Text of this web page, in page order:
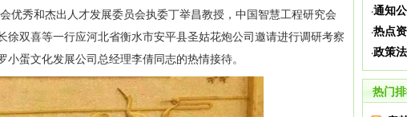
秀和杰出人才发展委员会执委丁举昌教授，中国智慧工程研究会
双喜等一行应河北省衡水市安平县圣姑花炮公司邀请进行调研考察
蛋文化发展公司总经理李倩同志的热情接待。
·通知
·热点
·政策
热门